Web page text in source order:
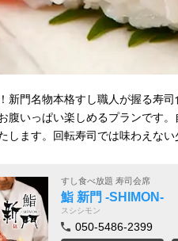
新門名物本格すし職人が握る寿
腹いっぱい楽しめるプランです
します。回転寿司では味わえな
すし食べ放題 寿司会席
鮨 新門 ‐SHIMON‐
スシシモン
050-5486-2399